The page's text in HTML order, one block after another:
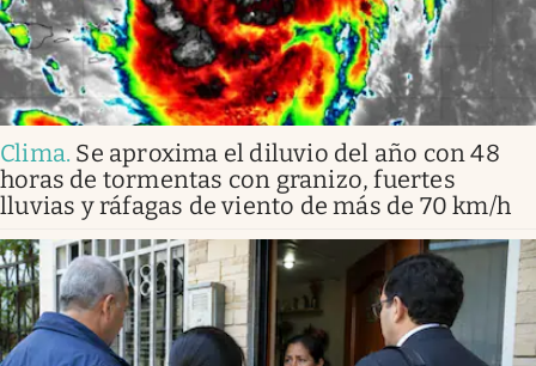
Clima. Se aproxima el diluvio del año con 48
horas de tormentas con granizo, fuertes
lluvias y ráfagas de viento de más de 70 km/h